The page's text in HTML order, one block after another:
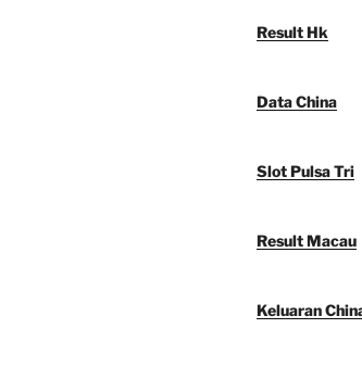
Result Hk
Data China
Slot Pulsa Tri
Result Macau
Keluaran